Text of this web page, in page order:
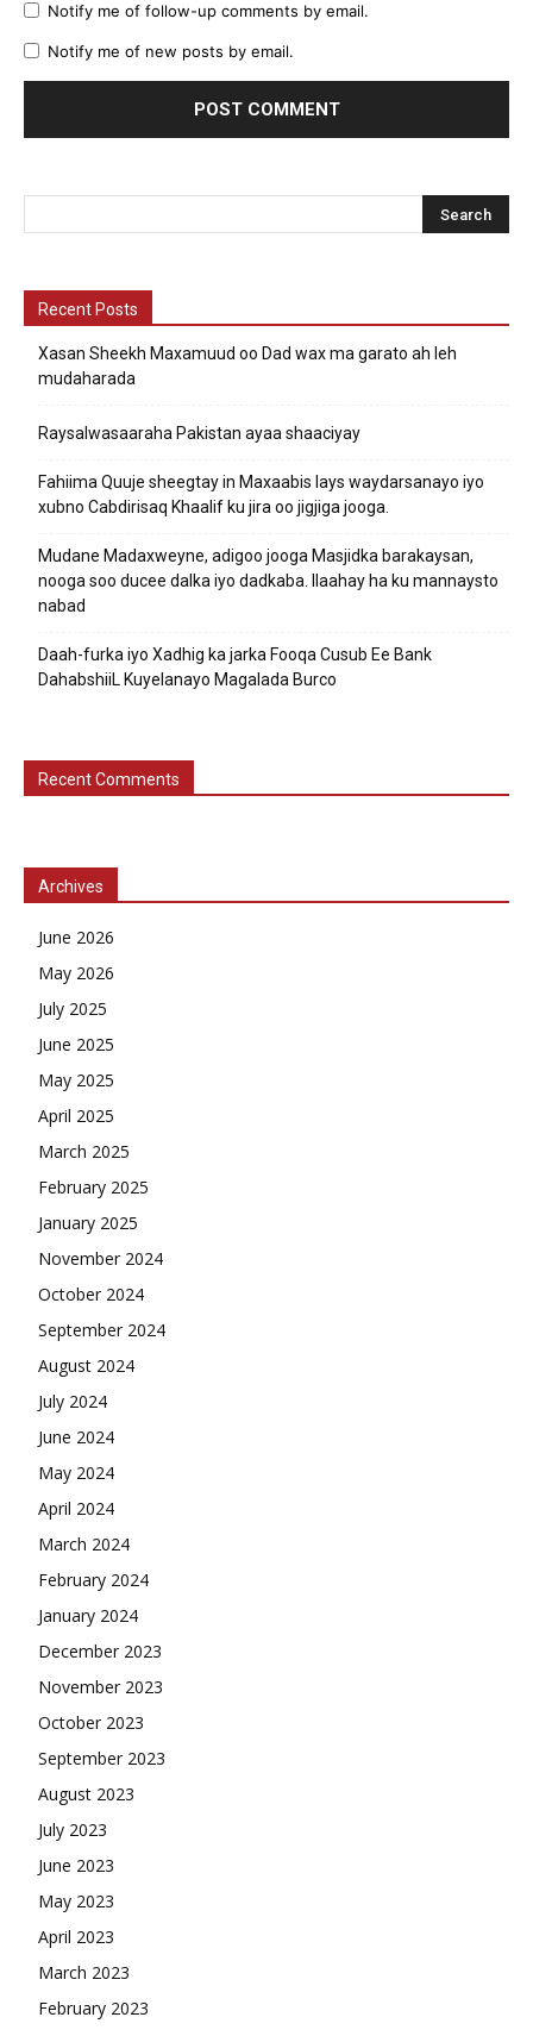
Notify me of follow-up comments by email.
Notify me of new posts by email.
Recent Posts
Xasan Sheekh Maxamuud oo Dad wax ma garato ah leh
mudaharada
Raysalwasaaraha Pakistan ayaa shaaciyay
Fahiima Quuje sheegtay in Maxaabis lays waydarsanayo iyo
xubno Cabdirisaq Khaalif ku jira oo jigjiga jooga.
Mudane Madaxweyne, adigoo jooga Masjidka barakaysan,
nooga soo ducee dalka iyo dadkaba. Ilaahay ha ku mannaysto
nabad
Daah-furka iyo Xadhig ka jarka Fooqa Cusub Ee Bank
DahabshiiL Kuyelanayo Magalada Burco
Recent Comments
Archives
June 2026
May 2026
July 2025
June 2025
May 2025
April 2025
March 2025
February 2025
January 2025
November 2024
October 2024
September 2024
August 2024
July 2024
June 2024
May 2024
April 2024
March 2024
February 2024
January 2024
December 2023
November 2023
October 2023
September 2023
August 2023
July 2023
June 2023
May 2023
April 2023
March 2023
February 2023